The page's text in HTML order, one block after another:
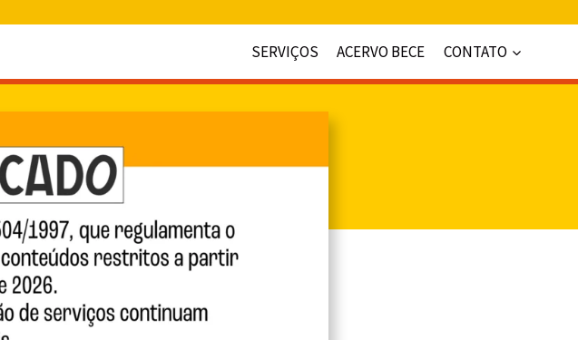
SERVIÇOS
ACERVO BECE CONTATO